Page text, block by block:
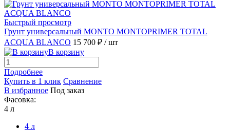
Быстрый просмотр
Грунт универсальный MONTO MONTOPRIMER TOTAL
ACQUA BLANCO 15 700 ₽ / шт
В корзину
Подробнее
Купить в 1 клик Сравнение
В избранное Под заказ
Фасовка:
4 л
4 л